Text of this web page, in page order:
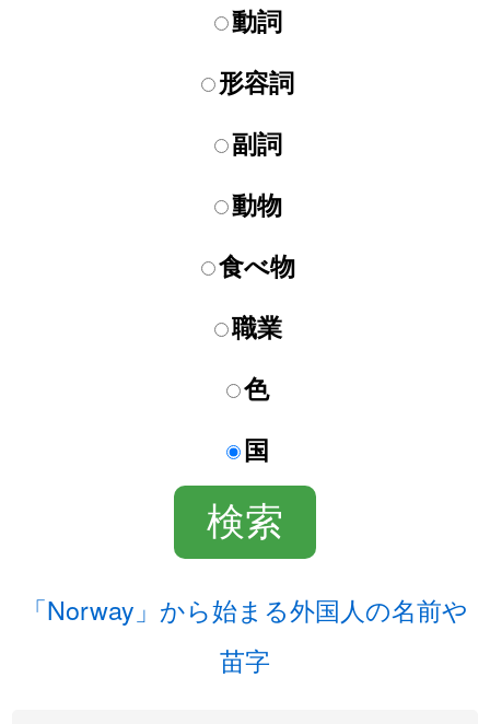
動詞
形容詞
副詞
動物
食べ物
職業
色
国
「Norway」から始まる外国人の名前や
苗字